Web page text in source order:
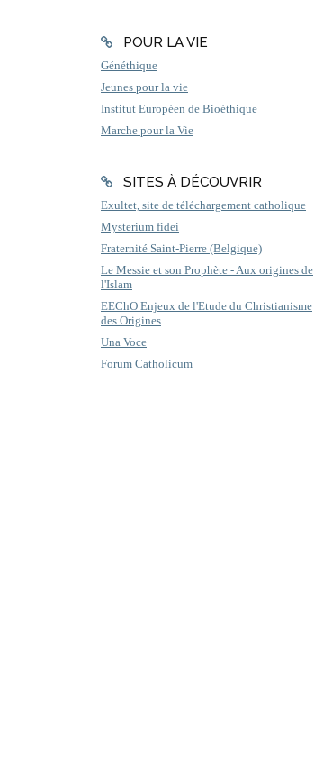
POUR LA VIE
Généthique
Jeunes pour la vie
Institut Européen de Bioéthique
Marche pour la Vie
SITES À DÉCOUVRIR
Exultet, site de téléchargement catholique
Mysterium fidei
Fraternité Saint-Pierre (Belgique)
Le Messie et son Prophète - Aux origines de
l'Islam
EEChO Enjeux de l'Etude du Christianisme
des Origines
Una Voce
Forum Catholicum